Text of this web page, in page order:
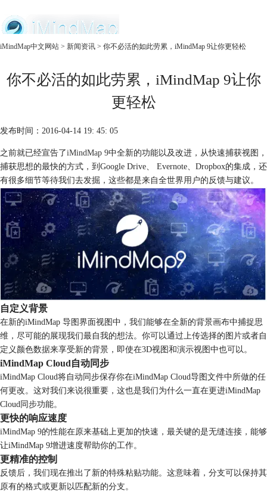
产品
iMindMap中文网站 > 新闻资讯 > 你不必活的如此劳累，iMindMap 9让你更轻松
你不必活的如此劳累，iMindMap 9让你
更轻松
发布时间：2016-04-14 19: 45: 05
之前就已经宣告了iMindMap 9中全新的功能以及改进，从快速捕获视图，
捕获思想的最快的方式，到Google Drive、 Evernote、Dropbox的集成，还
有很多细节等待我们去发掘，这些都是来自全世界用户的反馈与建议。
自定义背景
在新的iMindMap 导图界面视图中，我们能够在全新的背景画布中捕捉思
维，尽可能的展现我们最自我的想法。你可以通过上传选择的图片或者自
定义颜色数据来享受新的背景，即使在3D视图和演示视图中也可以。
iMindMap Cloud自动同步
iMindMap Cloud将自动同步保存你在iMindMap Cloud导图文件中所做的任
何更改。这对我们来说很重要，这也是我们为什么一直在更进iMindMap
Cloud同步功能。
更快的响应速度
iMindMap 9的性能在原来基础上更加的快速，最关键的是无缝连接，能够
让iMindMap 9增进速度帮助你的工作。
更精准的控制
反馈后，我们现在推出了新的特殊粘贴功能。这意味着，分支可以保持其
原有的格式或更新以匹配新的分支。